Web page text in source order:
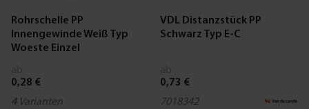
Rohrschelle PP
Innengewinde Weiß Typ
Woeste Einzel
0,28 €
4 Varianten
VDL Distanzstück PP
Schwarz Typ E-C
0,73 €
7018342